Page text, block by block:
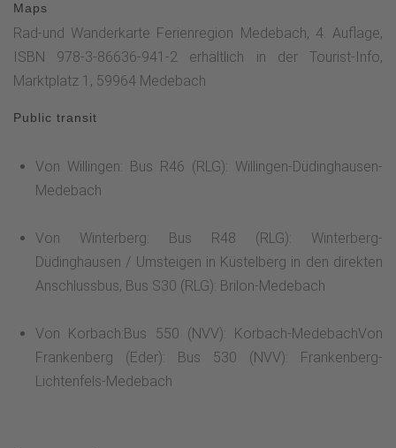
Maps
Rad-und Wanderkarte Ferienregion Medebach, 4. Auflage,
ISBN 978-3-86636-941-2 erhältlich in der Tourist-Info,
Marktplatz 1, 59964 Medebach
Public transit
Von Willingen: Bus R46 (RLG): Willingen-Düdinghausen-
Medebach
Von Winterberg: Bus R48 (RLG): Winterberg-
Düdinghausen / Umsteigen in Küstelberg in den direkten
Anschlussbus, Bus S30 (RLG): Brilon-Medebach
Von Korbach:Bus 550 (NVV): Korbach-MedebachVon
Frankenberg (Eder): Bus 530 (NVV): Frankenberg-
Lichtenfels-Medebach